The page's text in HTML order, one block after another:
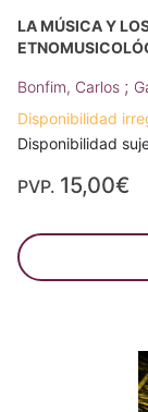
LA MÚSICA Y
Bonfim, Carlos ;
Disponibilidad
Disponibilidad
PVP. 15,00€